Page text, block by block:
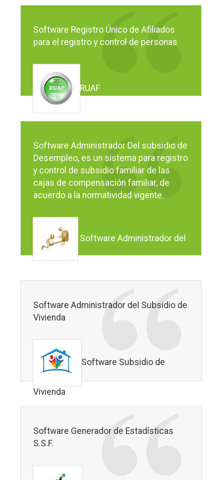
Software Registro Único de Afiliados
para el registro y control de personas
RUAF
Software Administrador Del subsidio de
Desempleo, es un sistema para registro
y control de subsidio familiar de las
cajas de compensación familiar, de
acuerdo a la normatividad vigente.
Software Administrador del
Software Administrador del Subsidio de
Vivienda
Software Subsidio de
Vivienda
Software Generador de Estadísticas
S.S.F.